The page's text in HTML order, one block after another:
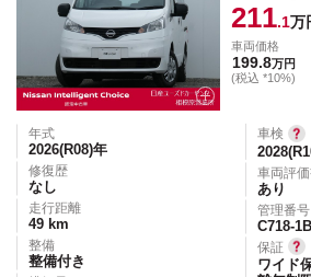
211.1万
車両価格
199.8万円
(税込 *10%)
年式
2026(R08)年
修復歴
なし
走行距離
49 km
整備
整備付き
車検
車両評
あり
管理番号
C718-
保証
ワイド